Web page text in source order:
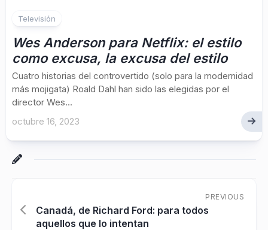
Televisión
Wes Anderson para Netflix: el estilo
como excusa, la excusa del estilo
Cuatro historias del controvertido (solo para la modernidad
más mojigata) Roald Dahl han sido las elegidas por el
director Wes...
octubre 16, 2023
PREVIOUS
Canadá, de Richard Ford: para todos
aquellos que lo intentan